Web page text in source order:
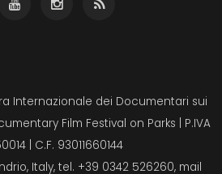
Internazionale dei Documentari sui
Film Festival on Parks | P.IVA
| C.F. 93011660144
Italy, tel. +39 0342 526260, mail